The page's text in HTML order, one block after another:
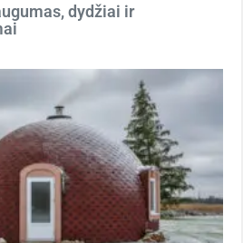
dydžiai ir